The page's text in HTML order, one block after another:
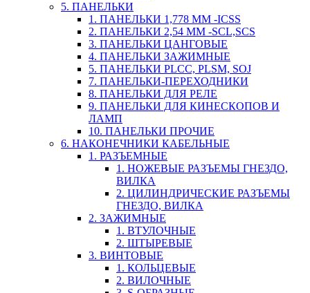
5. ПАНЕЛЬКИ
1. ПАНЕЛЬКИ 1,778 ММ -ICSS
2. ПАНЕЛЬКИ 2,54 ММ -SCL,SCS
3. ПАНЕЛЬКИ ЦАНГОВЫЕ
4. ПАНЕЛЬКИ ЗАЖИМНЫЕ
5. ПАНЕЛЬКИ PLCC, PLSM, SOJ
7. ПАНЕЛЬКИ-ПЕРЕХОДНИКИ
8. ПАНЕЛЬКИ ДЛЯ РЕЛЕ
9. ПАНЕЛЬКИ ДЛЯ КИНЕСКОПОВ И
ЛАМП
10. ПАНЕЛЬКИ ПРОЧИЕ
6. НАКОНЕЧНИКИ КАБЕЛЬНЫЕ
1. РАЗЪЕМНЫЕ
1. НОЖЕВЫЕ РАЗЪЕМЫ ГНЕЗДО,
ВИЛКА
2. ЦИЛИНДРИЧЕСКИЕ РАЗЪЕМЫ
ГНЕЗДО, ВИЛКА
2. ЗАЖИМНЫЕ
1. ВТУЛОЧНЫЕ
2. ШТЫРЕВЫЕ
3. ВИНТОВЫЕ
1. КОЛЬЦЕВЫЕ
2. ВИЛОЧНЫЕ